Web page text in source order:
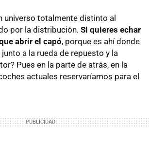
universo totalmente distinto al
por la distribución. Si quieres echar
abrir el capó, porque es ahí donde
a la rueda de repuesto y la
Pues en la parte de atrás, en la
actuales reservaríamos para el